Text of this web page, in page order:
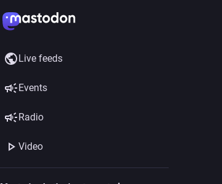
Live feeds
Events
Radio
Video